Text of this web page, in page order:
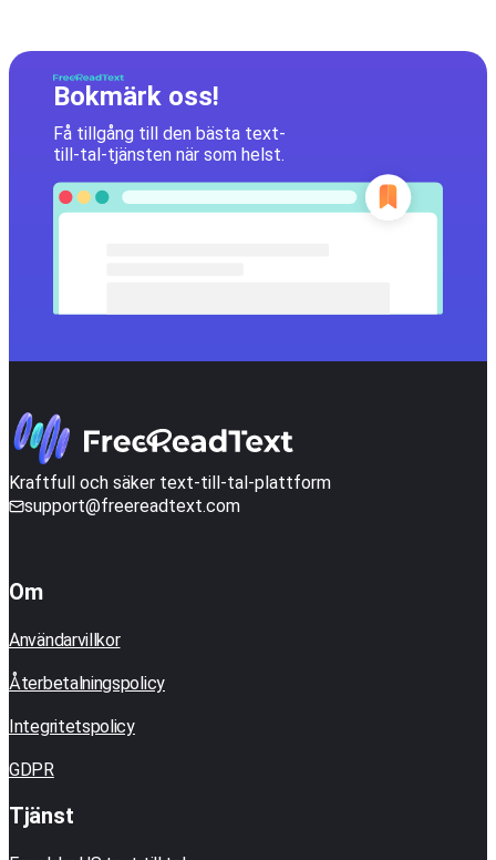
Bokmärk oss!
Få tillgång till den bästa text-
till-tal-tjänsten när som helst.
Kraftfull och säker text-till-tal-plattform
support@freereadtext.com
Om
Användarvillkor
Återbetalningspolicy
Integritetspolicy
GDPR
Tjänst